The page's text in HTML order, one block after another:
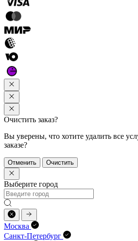
Очистить заказ?
Вы уверены, что хотите удалить все
заказе?
Отменить Очистить
Выберите город
Москва
Санкт-Петербург